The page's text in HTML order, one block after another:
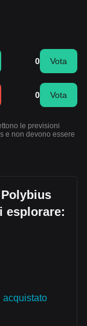
0 Vota
0 Vota
le previsioni
e non devono essere
esplorare:
acquistato